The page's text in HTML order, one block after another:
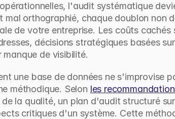
l'audit systématique
mal orthographié, chaque doublon non
de votre entreprise. Les coûts cachés
décisions stratégiques basées
manque de visibilité.
une base de données ne s'improvise
méthodique. Selon les
la qualité, un plan d'audit structuré
critiques d'un système. Cette